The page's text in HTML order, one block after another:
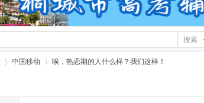
搜索
中国移动 唉，热恋期的人什么样？我们这样！